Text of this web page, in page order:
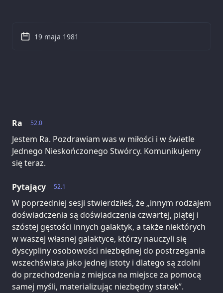
52.0
Ra
Jestem Ra. Pozdrawiam was w miłości i w świetle
Jednego Nieskończonego Stwórcy. Komunikujemy
się teraz.
52.1
Pytający
W poprzedniej sesji stwierdziłeś, że „innym rodzajem
doświadczenia są doświadczenia czwartej, piątej i
szóstej gęstości innych galaktyk, a także niektórych
w waszej własnej galaktyce, którzy nauczyli się
dyscypliny osobowości niezbędnej do postrzegania
wszechświata jako jednej istoty i dlatego są zdolni
do przechodzenia z miejsca na miejsce za pomocą
samej myśli, materializując niezbędny statek”.
19 maja 1981